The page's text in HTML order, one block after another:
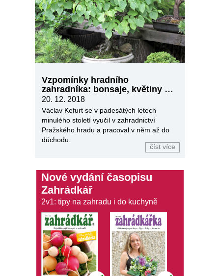
Vzpomínky hradního
zahradníka: bonsaje, květiny a
prezidenti
20. 12. 2018
Václav Kefurt se v padesátých letech
minulého století vyučil v zahradnictví
Pražského hradu a pracoval v něm až do
důchodu.
číst více
Nové vydání časopisu
Zahrádkář
2v1: tipy na zahradu i do kuchyně